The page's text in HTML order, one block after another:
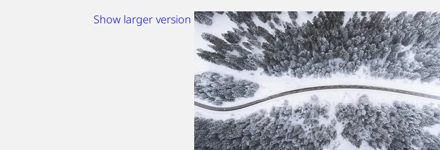
Show larger version